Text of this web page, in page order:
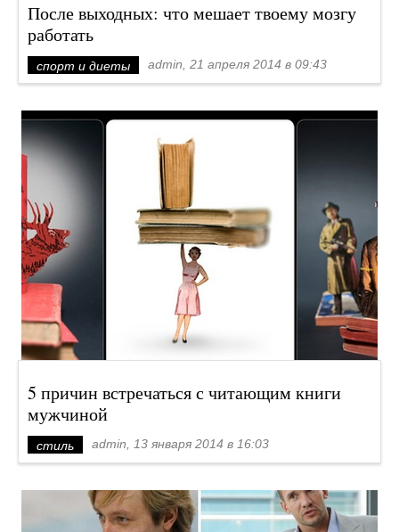
После выходных: что мешает твоему мозгу
работать
спорт и диеты admin, 21 апреля 2014 в 09:43
5 причин встречаться с читающим книги
мужчиной
стиль admin, 13 января 2014 в 16:03